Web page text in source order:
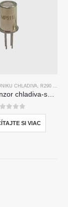
, R290 SNÍMAČ ÚNIKU
CHLADIVA, R290 SNÍMAČ ÚNIKU CHLADIVA
MP511D Senzor chladiva-senzor na báze polovodičov na detekciu úniku chladiva
5
SI VIAC